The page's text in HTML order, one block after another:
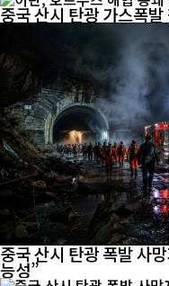
중국 산시 탄광 가스폭
중국 산시 탄광 폭발 사
능성”